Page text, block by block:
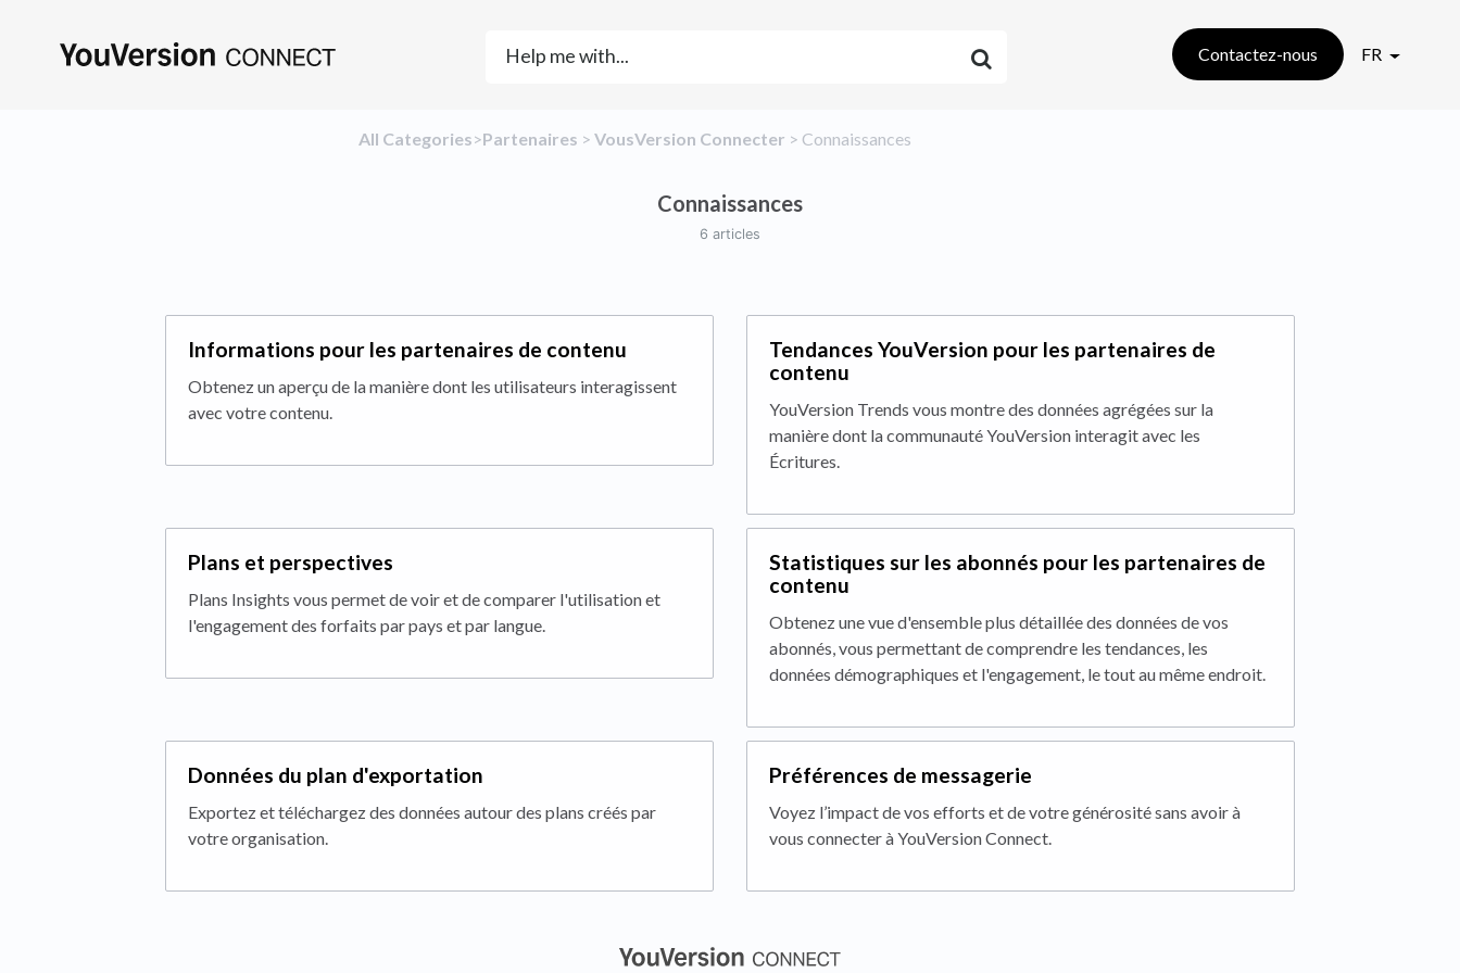
Contactez-nous FR
All Categories​>​​Partenaires ​ > ​​VousVersion Connecter ​ > ​ ​Connaissances
Connaissances
6 articles
Informations pour les partenaires de contenu
Obtenez un aperçu de la manière dont les utilisateurs interagissent
avec votre contenu.
Tendances YouVersion pour les partenaires de
contenu
YouVersion Trends vous montre des données agrégées sur la
manière dont la communauté YouVersion interagit avec les
Écritures.
Plans et perspectives
Plans Insights vous permet de voir et de comparer l'utilisation et
l'engagement des forfaits par pays et par langue.
Statistiques sur les abonnés pour les partenaires de
contenu
Obtenez une vue d'ensemble plus détaillée des données de vos
abonnés, vous permettant de comprendre les tendances, les
données démographiques et l'engagement, le tout au même endroit.
Données du plan d'exportation
Exportez et téléchargez des données autour des plans créés par
votre organisation.
Préférences de messagerie
Voyez l’impact de vos efforts et de votre générosité sans avoir à
vous connecter à YouVersion Connect.
(opens in a new tab)